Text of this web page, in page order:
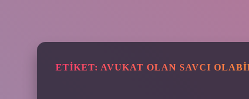
ETIKET: AVUKAT OLAN SAVCI